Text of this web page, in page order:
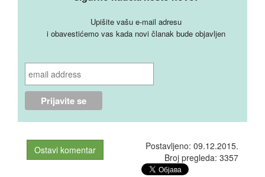
Upišite vašu e-mail adresu
i obavestićemo vas kada novi članak bude objavljen
Ostavi komentar
Postavljeno: 09.12.2015.
Broj pregleda: 3357